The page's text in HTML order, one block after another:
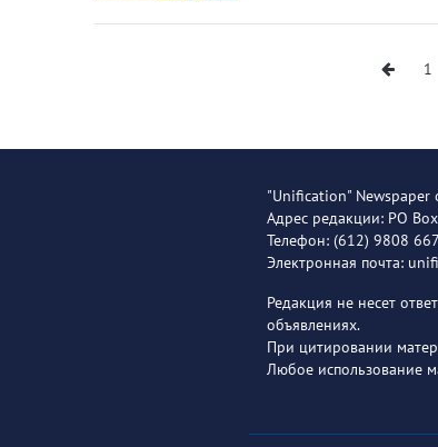
1
"Unification" Newspaper
Адрес редакции: PO
Телефон: (612) 9808
Электронная почта:
Редакция не несет
объявлениях.
При цитировании
Любое использование